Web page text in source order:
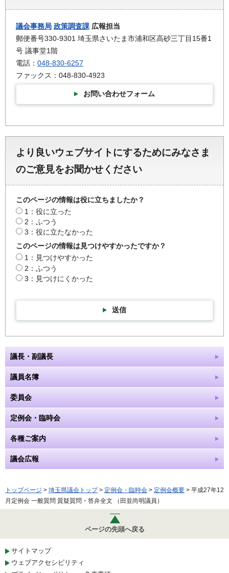
議会事務局 政策調査課 広報担当
郵便番号330-9301 埼玉県さいたま市浦和区高砂三丁目15番1
号 議事堂1階
電話： 048-830-6257
ファックス：048-830-4923
お問い合わせフォーム
より良いウェブサイトにするためにみなさま
のご意見をお聞かせください
このページの情報は役に立ちましたか？
1：役に立った
2：ふつう
3：役に立たなかった
このページの情報は見つけやすかったですか？
1：見つけやすかった
2：ふつう
3：見つけにくかった
送信
議長・副議長
議員名簿
委員会
定例会・臨時会
各種ご案内
議会広報
トップページ > 埼玉県議会トップ> 定例会・臨時会 > 定例会概要 > 平成27年12
月定例会 一般質問 質疑質問・答弁全文 （田並尚明議員）
ページの先頭へ戻る
サイトマップ
ウェブアクセシビリティ